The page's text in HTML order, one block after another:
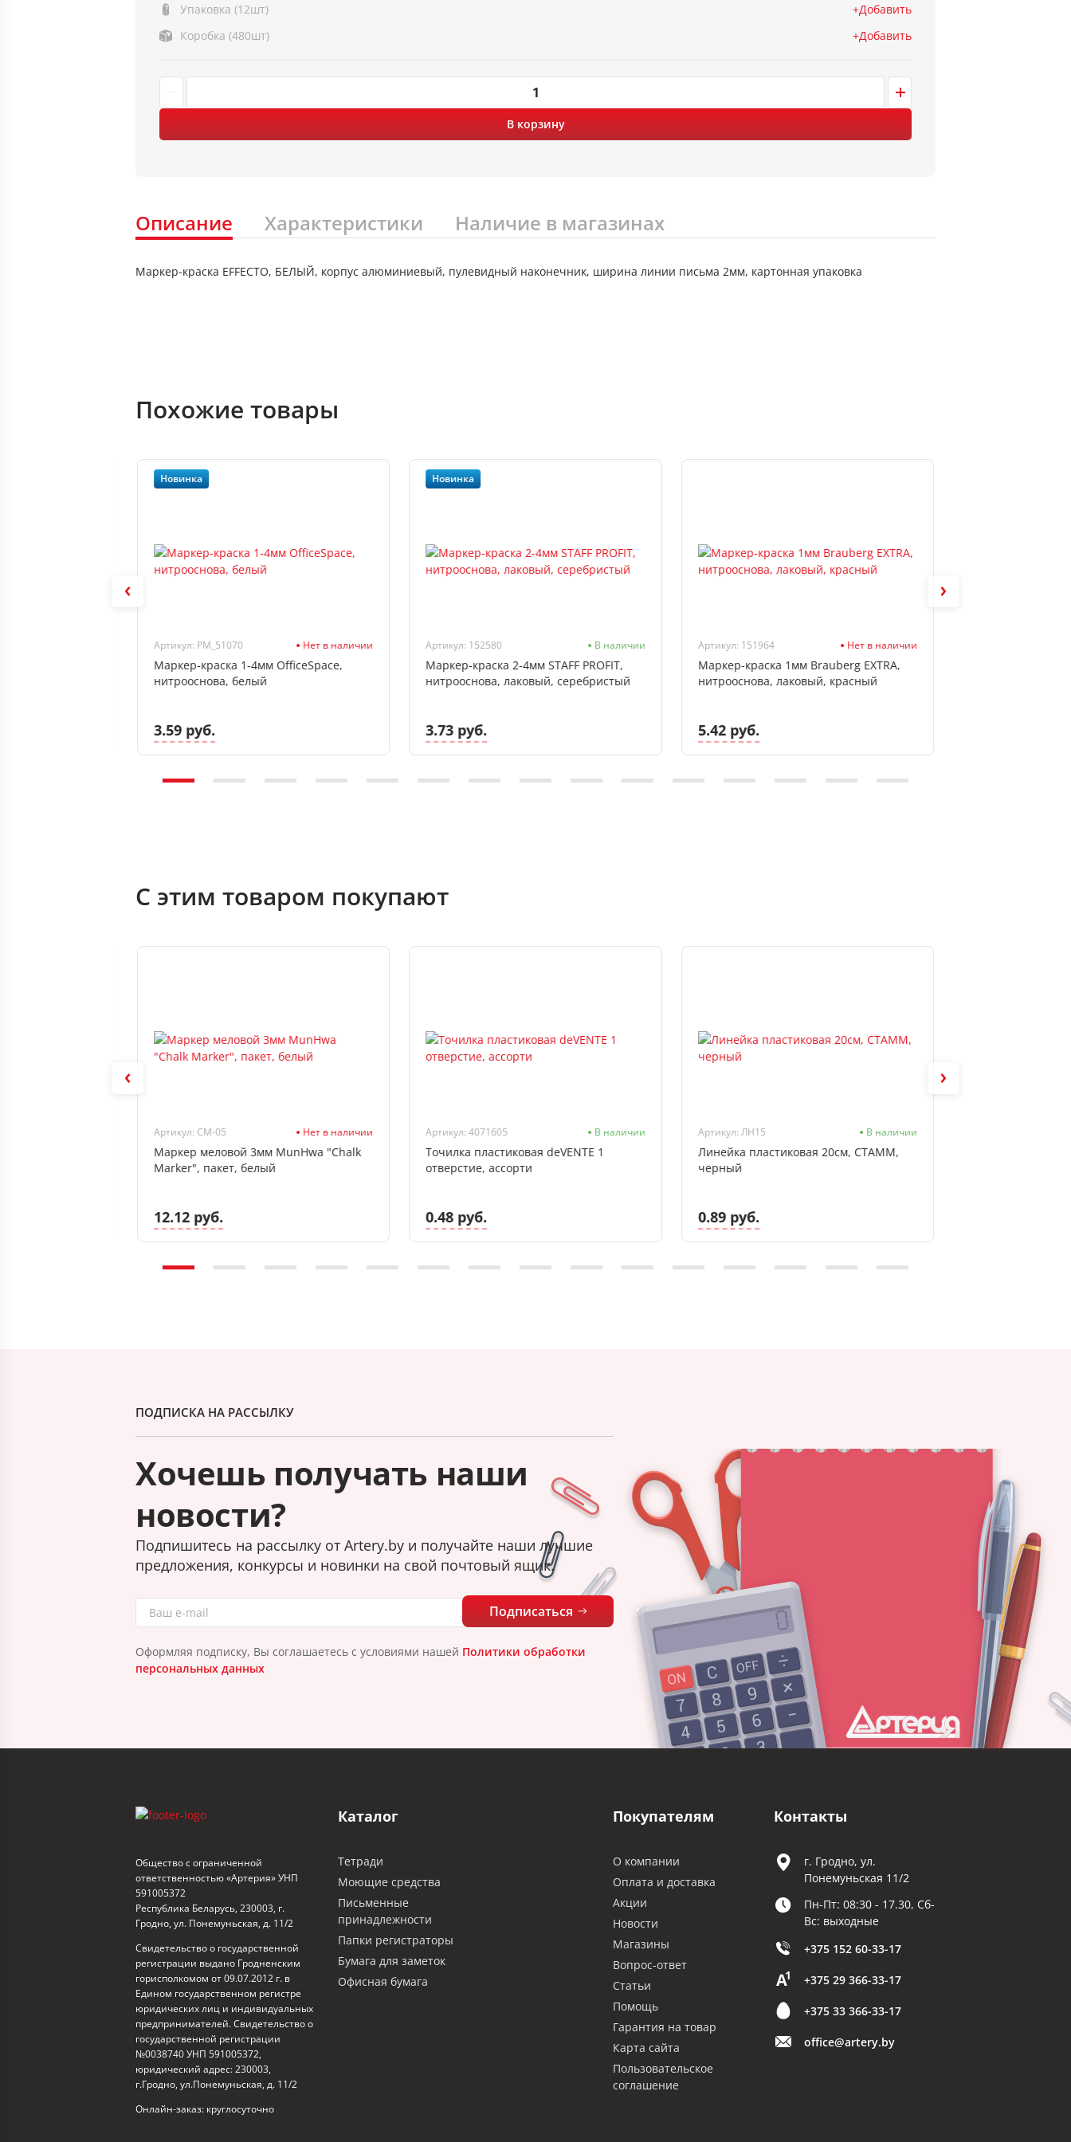
Упаковка (12шт)
Добавить
Коробка (480шт)
Добавить
В корзину
Описание Характеристики Наличие в магазинах
Маркер-краска EFFECTO, БЕЛЫЙ, корпус алюминиевый, пулевидный наконечник, ширина линии письма 2мм, картонная упаковка
Похожие товары
Новинка
Артикул: PM_51070 Нет в наличии
Маркер-краска 1-4мм OfficeSpace,
нитрооснова, белый
3.59 руб.
Новинка
Артикул: 152580 В наличии
Маркер-краска 2-4мм STAFF PROFIT,
нитрооснова, лаковый, серебристый
3.73 руб.
Артикул: 151964 Нет в наличии
Маркер-краска 1мм Brauberg EXTRA,
нитрооснова, лаковый, красный
5.42 руб.
С этим товаром покупают
Артикул: CM-05 Нет в наличии
Маркер меловой 3мм MunHwa "Chalk
Marker", пакет, белый
12.12 руб.
Артикул: 4071605 В наличии
Точилка пластиковая deVENTE 1
отверстие, ассорти
0.48 руб.
Артикул: ЛН15 В наличии
Линейка пластиковая 20см, СТАММ,
черный
0.89 руб.
ПОДПИСКА НА РАССЫЛКУ
Хочешь получать наши
новости?
Подпишитесь на рассылку от Artery.by и получайте наши лучшие
предложения, конкурсы и новинки на свой почтовый ящик.
Подписаться
Оформляя подписку, Вы соглашаетесь с условиями нашей Политики обработки
персональных данных
Общество с ограниченной
ответственностью «Артерия» УНП
591005372
Республика Беларусь, 230003, г.
Гродно, ул. Понемуньская, д. 11/2
Свидетельство о государственной
регистрации выдано Гродненским
горисполкомом от 09.07.2012 г. в
Едином государственном регистре
юридических лиц и индивидуальных
предпринимателей. Свидетельство о
государственной регистрации
№0038740 УНП 591005372,
юридический адрес: 230003,
г.Гродно, ул.Понемуньская, д. 11/2
Онлайн-заказ: круглосуточно
Каталог
Тетради
Моющие средства
Письменные
принадлежности
Папки регистраторы
Бумага для заметок
Офисная бумага
Покупателям
О компании
Оплата и доставка
Акции
Новости
Магазины
Вопрос-ответ
Статьи
Помощь
Гарантия на товар
Карта сайта
Пользовательское
соглашение
Контакты
г. Гродно, ул.
Понемуньская 11/2
Пн-Пт: 08:30 - 17.30, Сб-
Вс: выходные
+375 152 60-33-17
+375 29 366-33-17
+375 33 366-33-17
office@artery.by